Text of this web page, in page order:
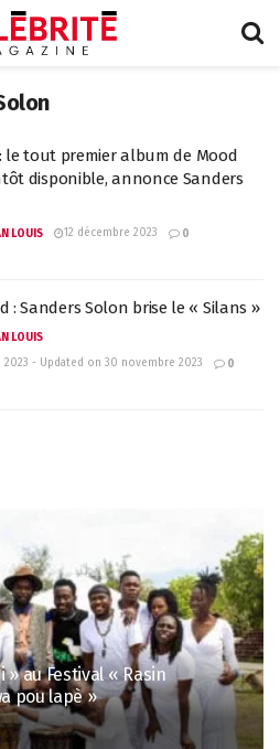
le tout premier album de Mood
disponible, annonce Sanders
LOUIS 12 décembre 2023 0
: Sanders Solon brise le « Silans »
LOUIS
2023 - Updated on 30 novembre 2023
0
au Festival « Rasin
pou lapè »